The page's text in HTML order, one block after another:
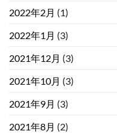
2022年2月 (1)
2022年1月 (3)
2021年12月 (3)
2021年10月 (3)
2021年9月 (3)
2021年8月 (2)